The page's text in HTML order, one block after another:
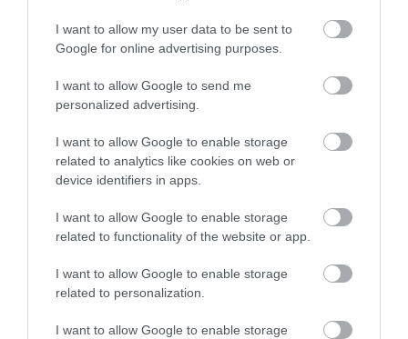
I want to allow my user data to be sent to
Google for online advertising purposes.
I want to allow Google to send me
personalized advertising.
I want to allow Google to enable storage
related to analytics like cookies on web or
device identifiers in apps.
I want to allow Google to enable storage
related to functionality of the website or app.
I want to allow Google to enable storage
related to personalization.
I want to allow Google to enable storage
One Teaspoon And All The Worms In The Body
Die Instantly
177 137 177
3 h 16 min